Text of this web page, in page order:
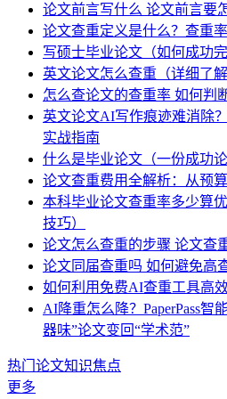
论文前言写什么 论文前言要
论文查重定义是什么？查重
写硕士毕业论文（如何成功
英文论文怎么查重（详细了
怎么查论文的查重率 如何判
英文论文AI写作痕迹难消除
实战指南
什么是毕业论文（一份成功论
论文查重费用全解析：从预
本科毕业论文查重率多少算
技巧）
论文怎么查重的步骤 论文查
论文同届查重吗 如何避免高
如何利用免费AI查重工具高
AI降重怎么降？PaperPass智
器味”论文变回“学术范”
热门论文知识焦点
更多